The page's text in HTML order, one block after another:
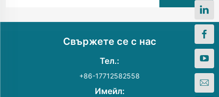
Свържете се с нас
Тел.:
+86-17712582558
Имейл: